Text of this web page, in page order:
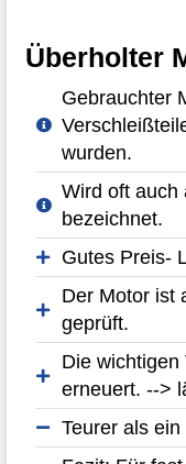
Überholter
Gebrauchter
wurden.
Wird oft auch
bezeichnet.
Gutes Preis-
Der Motor ist
geprüft.
Die wichtigen
erneuert. -->
Teurer als